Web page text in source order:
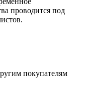
проводится под
покупателям